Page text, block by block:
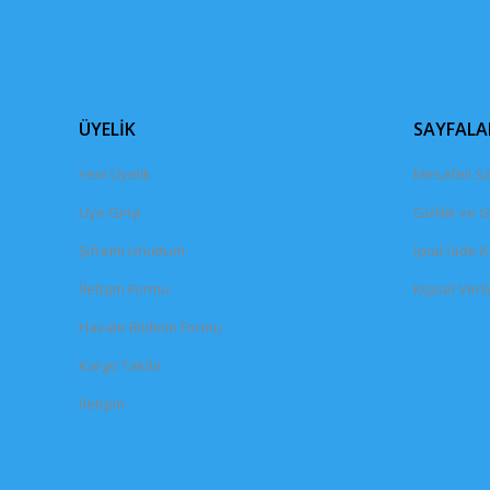
ÜYELİK
Yeni Üyelik
Üye Girişi
Şifremi Unuttum
İletişim Formu
Havale Bildirim Formu
Kargo Takibi
İletişim
Mesafeli
Gizlilik ve
İptal İade
Kişisel